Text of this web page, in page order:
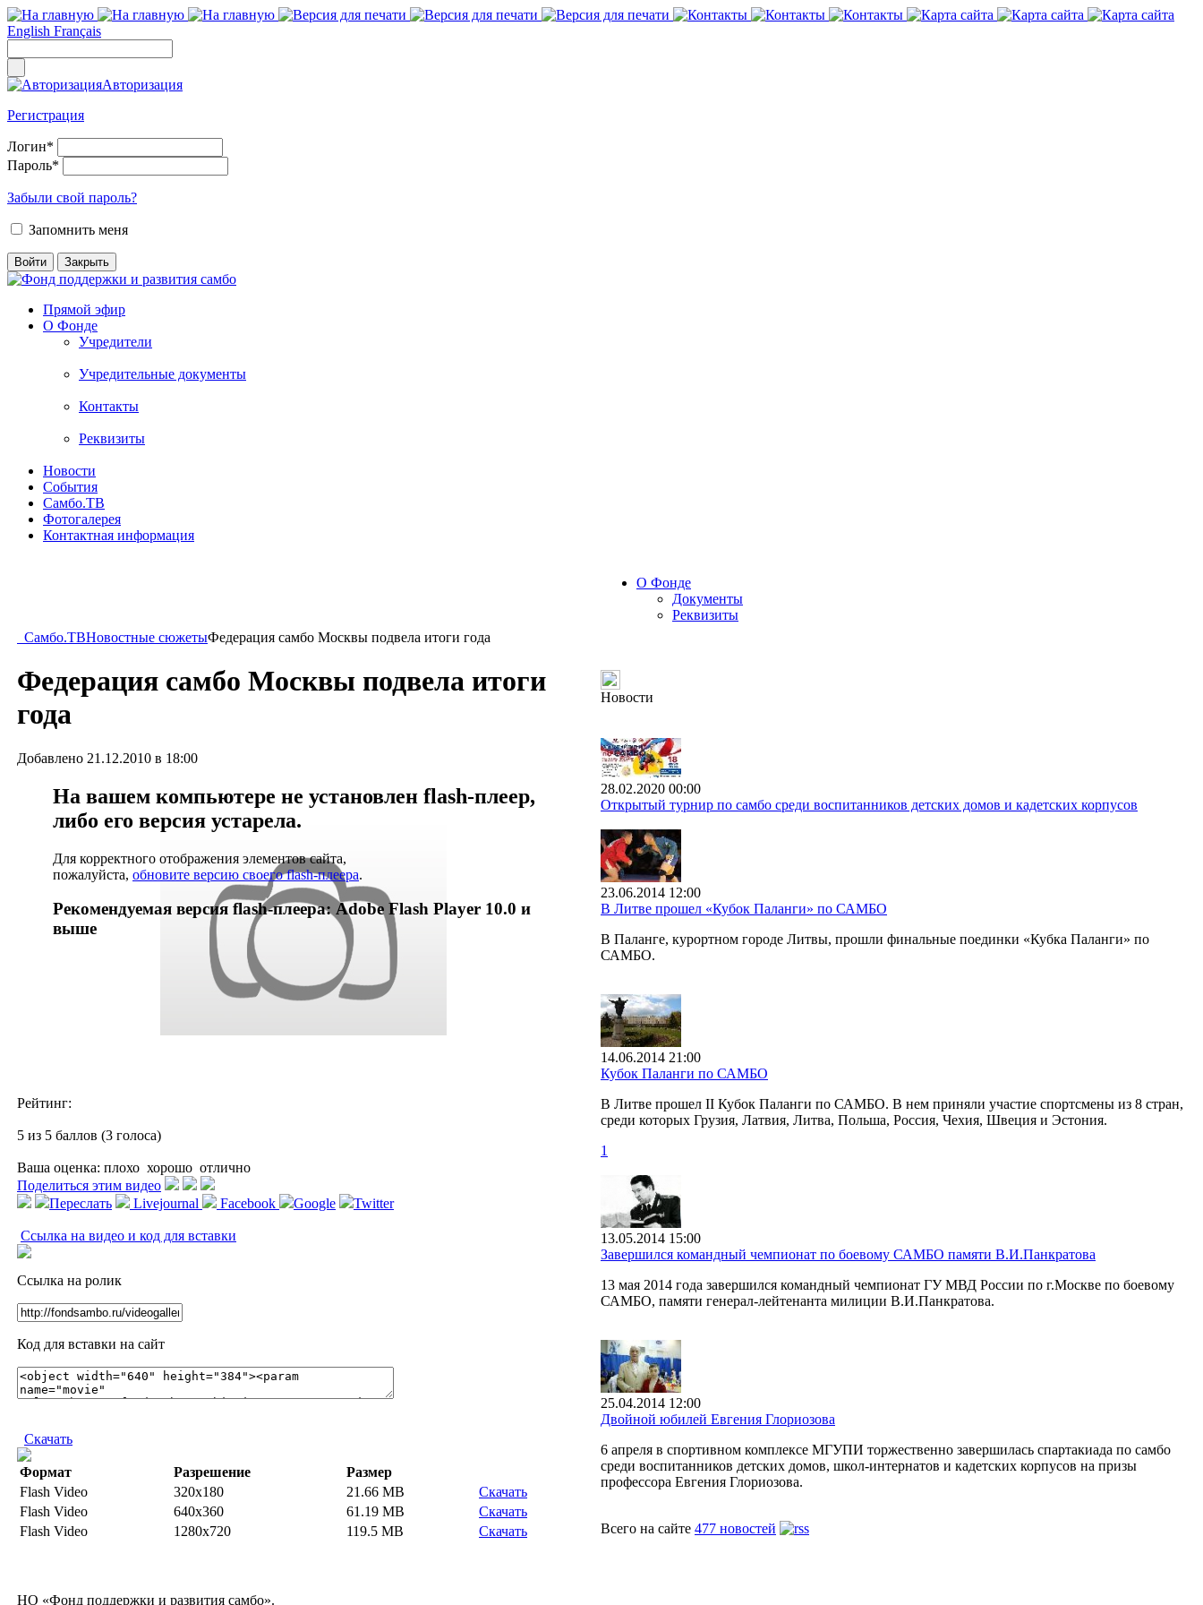
English Français
Авторизация
Регистрация
Логин*
Пароль*
Забыли свой пароль?
Запомнить меня
Прямой эфир
О Фонде
Учредители
Учредительные документы
Контакты
Реквизиты
Новости
События
Самбо.ТВ
Фотогалерея
Контактная информация
Самбо.ТВНовостные сюжетыФедерация самбо Москвы подвела итоги года
Федерация самбо Москвы подвела итоги
года
Добавлено 21.12.2010 в 18:00
На вашем компьютере не установлен flash-плеер,
либо его версия устарела.
Для корректного отображения элементов сайта,
пожалуйста, обновите версию своего flash-плеера.
Рекомендуемая версия flash-плеера: Adobe Flash Player 10.0 и
выше
Рейтинг:
5 из 5 баллов (3 голоса)
Ваша оценка: плохо хорошо отлично
Поделиться этим видео
Переслать
Livejournal Facebook Google Twitter
Ссылка на видео и код для вставки
Ссылка на ролик
Код для вставки на сайт
Скачать
Формат Разрешение
Размер
Flash Video
320x180 21.66 MB
Скачать
Flash Video
640x360 61.19 MB
Скачать
Flash Video
1280x720 119.5 MB Скачать
О Фонде
Документы
Реквизиты
Новости
28.02.2020 00:00
Открытый турнир по самбо среди воспитанников детских домов и кадетских корпусов
23.06.2014 12:00
В Литве прошел «Кубок Паланги» по САМБО
В Паланге, курортном городе Литвы, прошли финальные поединки «Кубка Паланги» по
САМБО.
14.06.2014 21:00
Кубок Паланги по САМБО
В Литве прошел II Кубок Паланги по САМБО. В нем приняли участие спортсмены из 8 стран,
среди которых Грузия, Латвия, Литва, Польша, Россия, Чехия, Швеция и Эстония.
1
13.05.2014 15:00
Завершился командный чемпионат по боевому САМБО памяти В.И.Панкратова
13 мая 2014 года завершился командный чемпионат ГУ МВД России по г.Москве по боевому
САМБО, памяти генерал-лейтенанта милиции В.И.Панкратова.
25.04.2014 12:00
Двойной юбилей Евгения Глориозова
6 апреля в спортивном комплексе МГУПИ торжественно завершилась спартакиада по самбо
среди воспитанников детских домов, школ-интернатов и кадетских корпусов на призы
профессора Евгения Глориозова.
Всего на сайте 477 новостей
НО «Фонд поддержки и развития самбо».